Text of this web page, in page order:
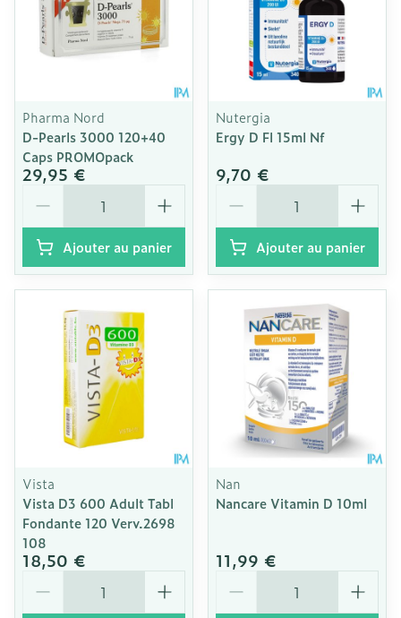
Pharma Nord
D-Pearls 3000 120+40
Caps PROMOpack
29,95 €
Ajouter au panier
Nutergia
Ergy D Fl 15ml Nf
9,70 €
Ajouter au panier
Vista
Vista D3 600 Adult Tabl
Fondante 120 Verv.2698
108
18,50 €
Nan
Nancare Vitamin D 10ml
11,99 €